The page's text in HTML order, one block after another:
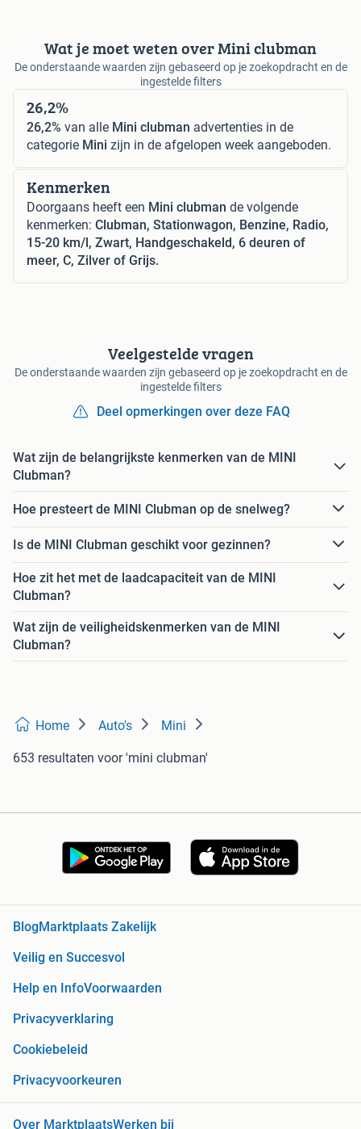
Wat je moet weten over Mini clubman
De onderstaande waarden zijn gebaseerd op je zoekopdracht en de
ingestelde filters
26,2%
26,2% van alle Mini clubman advertenties in de
categorie Mini zijn in de afgelopen week aangeboden.
Kenmerken
Doorgaans heeft een Mini clubman de volgende
kenmerken: Clubman, Stationwagon, Benzine, Radio,
15-20 km/l, Zwart, Handgeschakeld, 6 deuren of
meer, C, Zilver of Grijs.
Veelgestelde vragen
De onderstaande waarden zijn gebaseerd op je zoekopdracht en de
ingestelde filters
Deel opmerkingen over deze FAQ
Wat zijn de belangrijkste kenmerken van de MINI
Clubman?
Hoe presteert de MINI Clubman op de snelweg?
Is de MINI Clubman geschikt voor gezinnen?
Hoe zit het met de laadcapaciteit van de MINI
Clubman?
Wat zijn de veiligheidskenmerken van de MINI
Clubman?
Home Auto's Mini
653 resultaten voor 'mini clubman'
BlogMarktplaats Zakelijk
Veilig en Succesvol
Help en InfoVoorwaarden
Privacyverklaring
Cookiebeleid
Privacyvoorkeuren
Over MarktplaatsWerken bij